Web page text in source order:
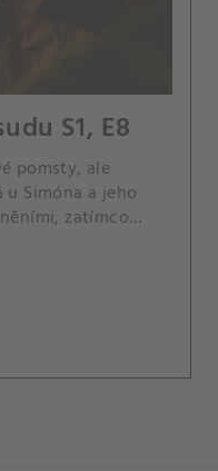
S1, E8
pomsty, ale
Simóna a jeho
zatímco